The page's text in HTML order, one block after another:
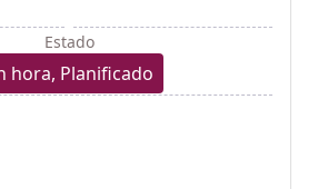
Estado
hora, Planificado